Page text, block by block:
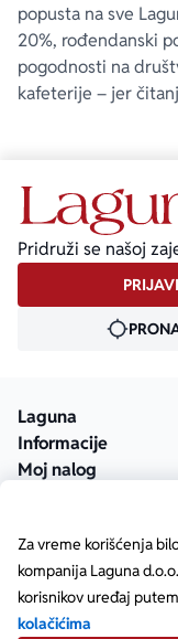
Za vreme korišćenja
kompanija Laguna
korisnikov uređaj
kolačićima
popusta na sve
20%, rođendanski
pogodnosti na
kafeterije – jer
Pridruži se našoj
Laguna
Informacije
Moj nalog